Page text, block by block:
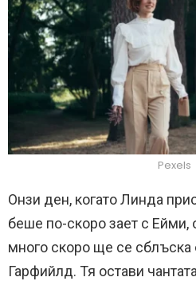
Pexels
Онзи ден, когато Линда
беше по-скоро зает с Ейми,
много скоро ще се сблъска
Гарфийлд. Тя остави